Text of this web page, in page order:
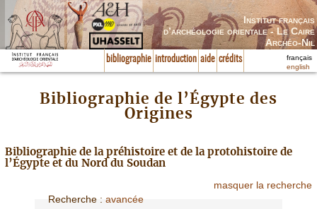
Institut français
d’archéologie orientale - Le Caire
Archéo-Nil
bibliographie introduction aide crédits
français
english
Bibliographie de l’Égypte des
Origines
Bibliographie de la préhistoire et de la protohistoire de
l’Égypte et du Nord du Soudan
masquer la recherche
Recherche :avancée